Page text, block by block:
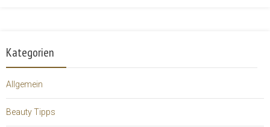
Kategorien
Allgemein
Beauty Tipps